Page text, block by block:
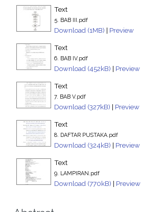
Text
5. BAB III.pdf
Download (1MB) | Preview
Text
6. BAB IV.pdf
Download (452kB) | Preview
Text
7. BAB V.pdf
Download (327kB) | Preview
Text
8. DAFTAR PUSTAKA.pdf
Download (324kB) | Preview
Text
9. LAMPIRAN.pdf
Download (770kB) | Preview